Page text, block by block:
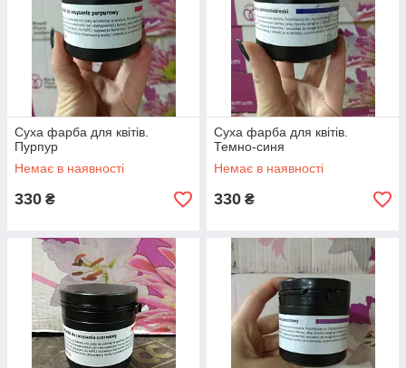
Суха фарба для квітів.
Пурпур
Немає в наявності
330 ₴
Суха фарба для квітів.
Темно-синя
Немає в наявності
330 ₴